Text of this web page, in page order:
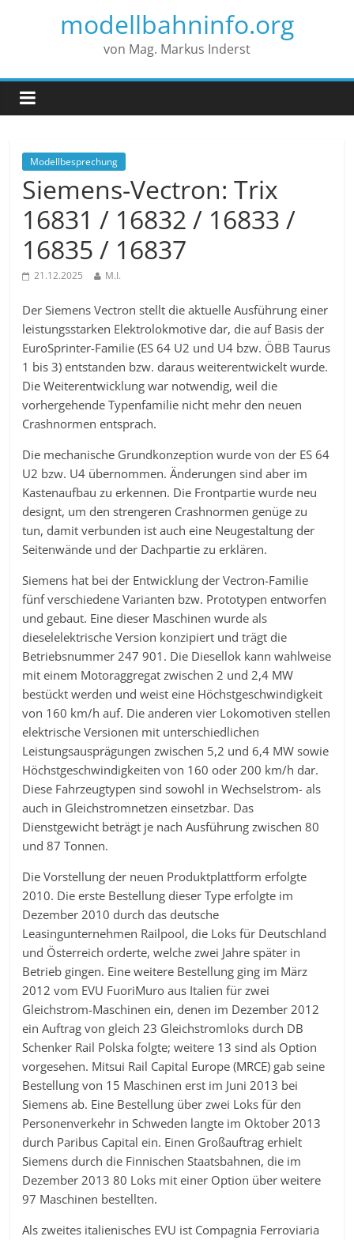
modellbahninfo.org
von Mag. Markus Inderst
Modellbesprechung
Siemens-Vectron: Trix
16831 / 16832 / 16833 /
16835 / 16837
21.12.2025 M.I.
Der Siemens Vectron stellt die aktuelle Ausführung einer
leistungsstarken Elektrolokmotive dar, die auf Basis der
EuroSprinter-Familie (ES 64 U2 und U4 bzw. ÖBB Taurus
1 bis 3) entstanden bzw. daraus weiterentwickelt wurde.
Die Weiterentwicklung war notwendig, weil die
vorhergehende Typenfamilie nicht mehr den neuen
Crashnormen entsprach.
Die mechanische Grundkonzeption wurde von der ES 64
U2 bzw. U4 übernommen. Änderungen sind aber im
Kastenaufbau zu erkennen. Die Frontpartie wurde neu
designt, um den strengeren Crashnormen genüge zu
tun, damit verbunden ist auch eine Neugestaltung der
Seitenwände und der Dachpartie zu erklären.
Siemens hat bei der Entwicklung der Vectron-Familie
fünf verschiedene Varianten bzw. Prototypen entworfen
und gebaut. Eine dieser Maschinen wurde als
dieselelektrische Version konzipiert und trägt die
Betriebsnummer 247 901. Die Diesellok kann wahlweise
mit einem Motoraggregat zwischen 2 und 2,4 MW
bestückt werden und weist eine Höchstgeschwindigkeit
von 160 km/h auf. Die anderen vier Lokomotiven stellen
elektrische Versionen mit unterschiedlichen
Leistungsausprägungen zwischen 5,2 und 6,4 MW sowie
Höchstgeschwindigkeiten von 160 oder 200 km/h dar.
Diese Fahrzeugtypen sind sowohl in Wechselstrom- als
auch in Gleichstromnetzen einsetzbar. Das
Dienstgewicht beträgt je nach Ausführung zwischen 80
und 87 Tonnen.
Die Vorstellung der neuen Produktplattform erfolgte
2010. Die erste Bestellung dieser Type erfolgte im
Dezember 2010 durch das deutsche
Leasingunternehmen Railpool, die Loks für Deutschland
und Österreich orderte, welche zwei Jahre später in
Betrieb gingen. Eine weitere Bestellung ging im März
2012 vom EVU FuoriMuro aus Italien für zwei
Gleichstrom-Maschinen ein, denen im Dezember 2012
ein Auftrag von gleich 23 Gleichstromloks durch DB
Schenker Rail Polska folgte; weitere 13 sind als Option
vorgesehen. Mitsui Rail Capital Europe (MRCE) gab seine
Bestellung von 15 Maschinen erst im Juni 2013 bei
Siemens ab. Eine Bestellung über zwei Loks für den
Personenverkehr in Schweden langte im Oktober 2013
durch Paribus Capital ein. Einen Großauftrag erhielt
Siemens durch die Finnischen Staatsbahnen, die im
Dezember 2013 80 Loks mit einer Option über weitere
97 Maschinen bestellten.
Als zweites italienisches EVU ist Compagnia Ferroviaria